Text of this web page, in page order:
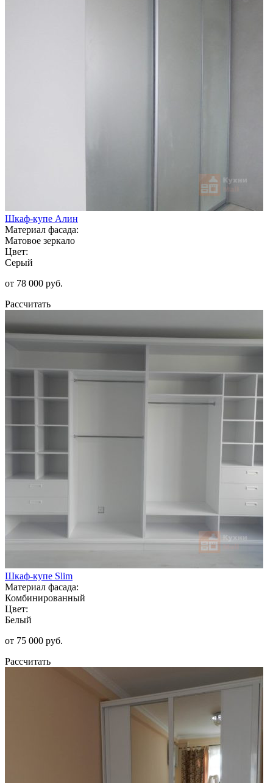
Шкаф-купе Алин
Материал фасада:
Матовое зеркало
Цвет:
Серый
от 78 000 руб.
Рассчитать
Шкаф-купе Slim
Материал фасада:
Комбинированный
Цвет:
Белый
от 75 000 руб.
Рассчитать